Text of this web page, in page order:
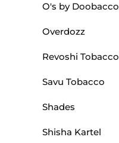
O's by Doobacco
Overdozz
Revoshi Tobacco
Savu Tobacco
Shades
Shisha Kartel